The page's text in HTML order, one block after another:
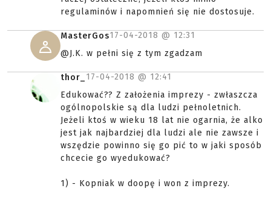
regulaminów i napomnień się nie dostosuje.
MasterGos17-04-2018 @ 12:31
@J.K. w pełni się z tym zgadzam
thor_ 17-04-2018 @ 12:41
Edukować?? Z założenia imprezy - zwłaszcza
ogólnopolskie są dla ludzi pełnoletnich.
Jeżeli ktoś w wieku 18 lat nie ogarnia, że alko
jest jak najbardziej dla ludzi ale nie zawsze i
wszędzie powinno się go pić to w jaki sposób
chcecie go wyedukować?
1) - Kopniak w doopę i won z imprezy.